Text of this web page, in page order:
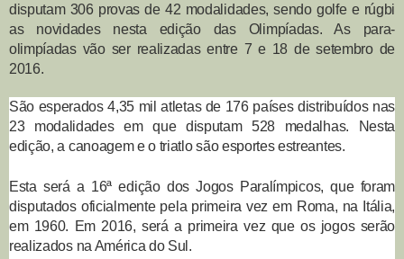
disputam 306 provas de 42 modalidades, sendo golfe e rúgbi
as novidades nesta edição das Olimpíadas. As para-
olimpíadas vão ser realizadas entre 7 e 18 de setembro de
2016.
São esperados 4,35 mil atletas de 176 países distribuídos nas
23 modalidades em que disputam 528 medalhas. Nesta
edição, a canoagem e o triatlo são esportes estreantes.
Esta será a 16ª edição dos Jogos Paralímpicos, que foram
disputados oficialmente pela primeira vez em Roma, na Itália,
em 1960. Em 2016, será a primeira vez que os jogos serão
realizados na América do Sul.